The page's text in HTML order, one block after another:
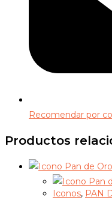
Recomendar por
Productos
Iconos, PAN